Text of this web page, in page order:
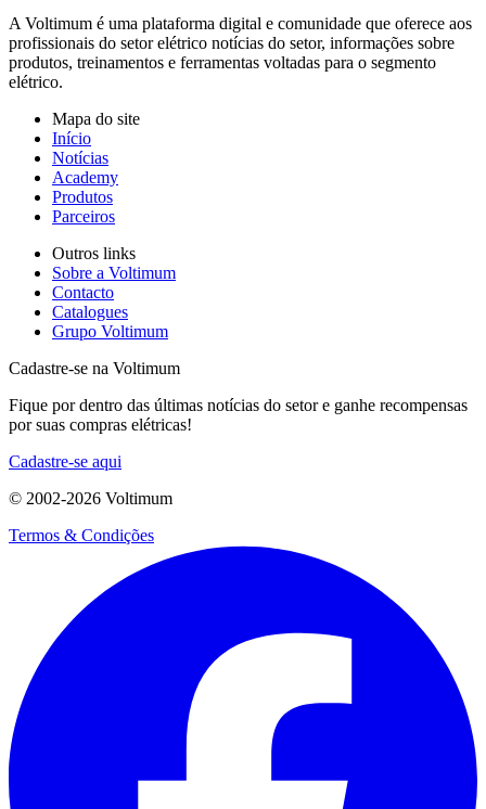
A Voltimum é uma plataforma digital e comunidade que oferece aos
profissionais do setor elétrico notícias do setor, informações sobre
produtos, treinamentos e ferramentas voltadas para o segmento
elétrico.
Mapa do site
Início
Notícias
Academy
Produtos
Parceiros
Outros links
Sobre a Voltimum
Contacto
Catalogues
Grupo Voltimum
Cadastre-se na Voltimum
Fique por dentro das últimas notícias do setor e ganhe recompensas
por suas compras elétricas!
Cadastre-se aqui
© 2002-2026 Voltimum
Termos & Condições